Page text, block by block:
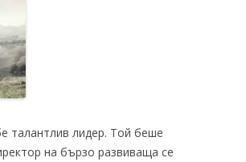
талантлив лидер. Той беше
на бързо развиваща се